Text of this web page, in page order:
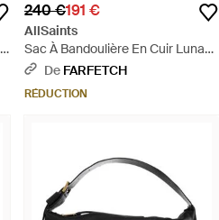
240 €191 €
AllSaints
Sac À Bandoulière En Cuir Luna
Slouchy - Métallisé
De FARFETCH
RÉDUCTION